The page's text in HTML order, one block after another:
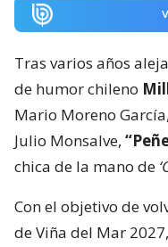
Tras varios años
de humor chileno
Mario Moreno
Julio Monsalve,
chica de la mano de
Con el objetivo de
de Viña del Mar